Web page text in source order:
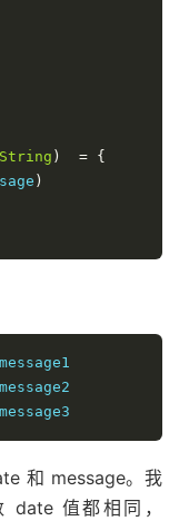
String ) = {
)
message3
和 message。我
值都相同，